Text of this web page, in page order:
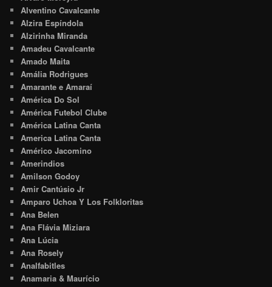
Alventino Cavalcante
Alzira Espíndola
Alzirinha Miranda
Amadeu Cavalcante
Amado Maita
Amália Rodrigues
Amarante e Amaraí
América Do Sol
América Futebol Clube
América Latina Canta
America Latina Canta
Américo Jacomino
Amerindios
Amilson Godoy
Amir Cantúsio Jr
Amparo Uchoa Y Los Folkloritas
Ana Belen
Ana Flávia Miziara
Ana Lúcia
Ana Rosely
Analfabitles
Anamaria & Maurício